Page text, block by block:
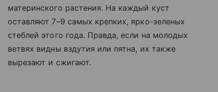
материнского растения. На каждый куст
оставляют 7–9 самых крепких, ярко-зеленых
стеблей этого года. Правда, если на молодых
ветвях видны вздутия или пятна, их также
вырезают и сжигают.